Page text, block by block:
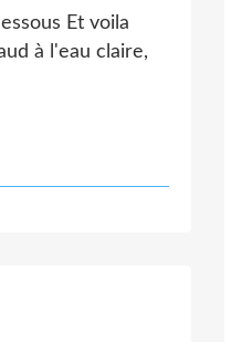
Et voila
à l'eau claire,